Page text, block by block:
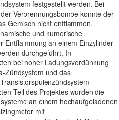
festgestellt werden. Bei
Verbrennungsbombe konnte der
Gemisch nicht entflammen.
und numerische
Entflammung an einem Einzylinder-
durchgeführt. In
bei hoher Ladungsverdünnung
Zündsystem und das
Teil des Projektes wurden die
an einem hochaufgeladenen
mit